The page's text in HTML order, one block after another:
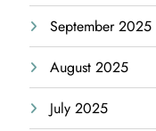
September 2025
August 2025
July 2025